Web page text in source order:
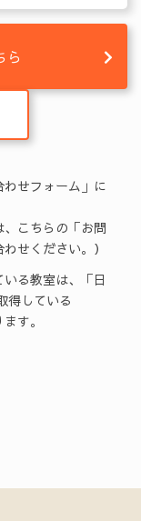
ら
せフォーム」に
こちらの「お問
せください。）
る教室は、「日
得している
す。